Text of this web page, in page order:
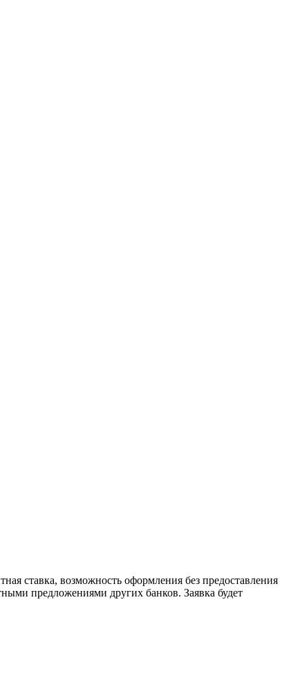
ставка, возможность оформления без предоставления
предложениями других банков. Заявка будет